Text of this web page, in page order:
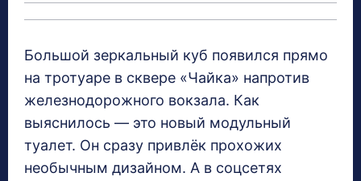
Большой зеркальный куб появился прямо
на тротуаре в сквере «Чайка» напротив
железнодорожного вокзала. Как
выяснилось — это новый модульный
туалет. Он сразу привлёк прохожих
необычным дизайном. А в соцсетях